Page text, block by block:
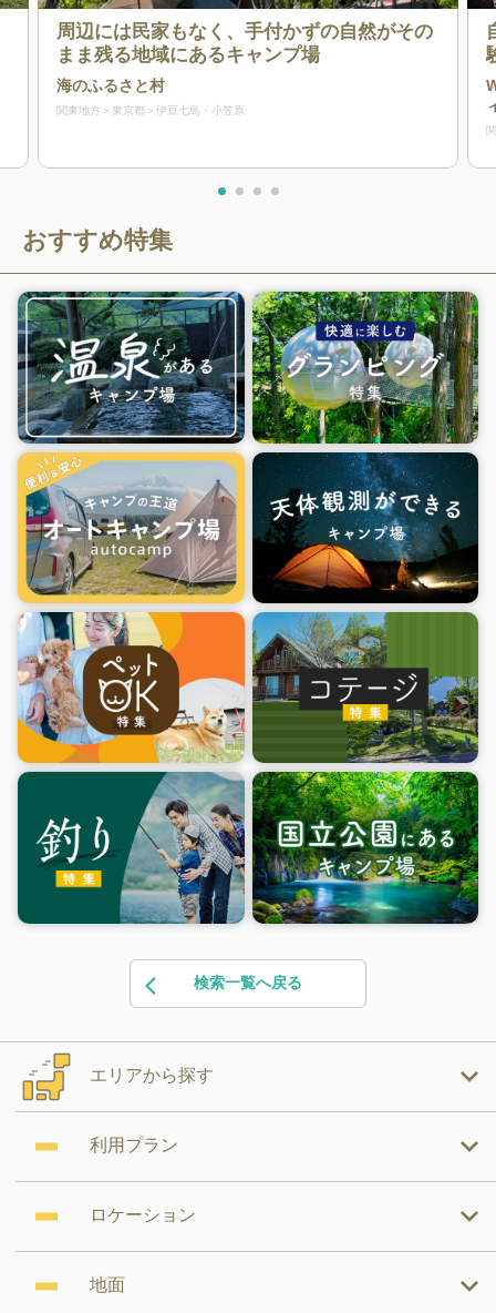
周辺には民家もなく、手付かずの自然がその
まま残る地域にあるキャンプ場
海のふるさと村
関東地方 東京都 伊豆七島・小笠原
おすすめ特集
検索一覧へ戻る
エリアから探す
利用プラン
ロケーション
地面